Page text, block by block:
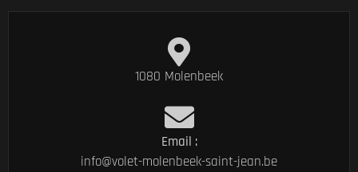
1080 Molenbeek
Email :
info@volet-molenbeek-saint-jean.be